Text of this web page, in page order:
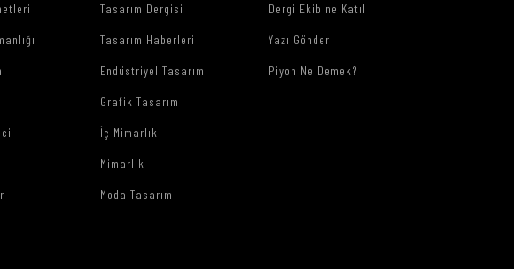
Tasarım Dergisi
Tasarım Haberleri
Endüstriyel Tasarım
Grafik Tasarım
İç Mimarlık
Mimarlık
Moda Tasarım
Dergi Ekibine Katıl
Yazı Gönder
Piyon Ne Demek?